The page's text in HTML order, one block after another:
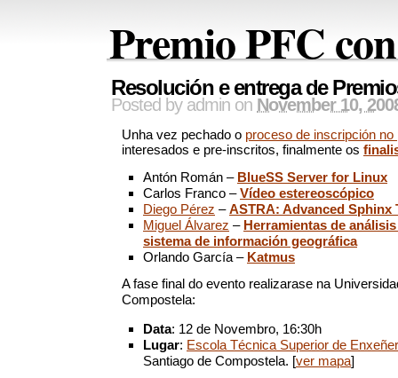
Premio PFC
Resolución e entrega de
Posted by admin on November 10,
Unha vez pechado o proceso de inscripción no
interesados e pre-inscritos, finalmente os
Antón Román – BlueSS Server for Linux
Carlos Franco –Vídeo estereoscópico
Diego Pérez –ASTRA: Advanced Sphinx
Miguel Álvarez – Herramientas de
sistema de información geográfica
Orlando García – Katmus
A fase final do evento realizarase na
Compostela:
Data: 12 de Novembro, 16:30h
Lugar: Escola Técnica Superior de
Santiago de Compostela. [ver mapa]